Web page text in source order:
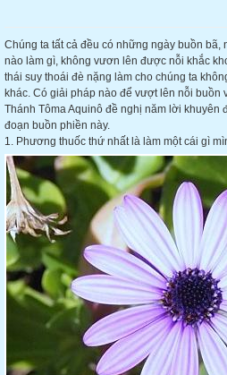
Chúng ta tất cả đều có những ngày buồn bã,
nào làm gì, không vươn lên được nỗi khắc
thái suy thoái đè nặng làm cho chúng ta
khác. Có giải pháp nào để vượt lên nỗi
Thánh Tôma Aquinô đề nghị năm lời khuyên
đoạn buồn phiền này.
1. Phương thuốc thứ nhất là làm một cái gì